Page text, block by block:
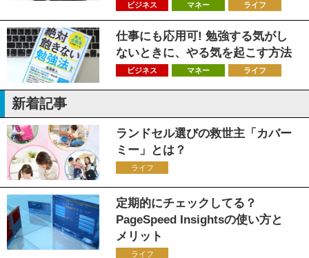
ビジネス マネー ライフ
仕事にも応用可! 勉強する気がし
ないときに、やる気を起こす方法
ビジネス マネー ライフ
新着記事
ランドセル選びの救世主「カバー
ミー」とは？
ライフ
定期的にチェックしてる？
PageSpeed Insightsの使い方と
メリット
ライフ